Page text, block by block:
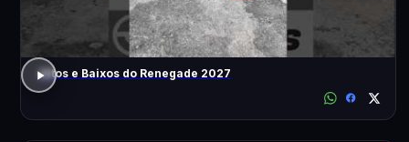
Altos e Baixos do Renegade 2027